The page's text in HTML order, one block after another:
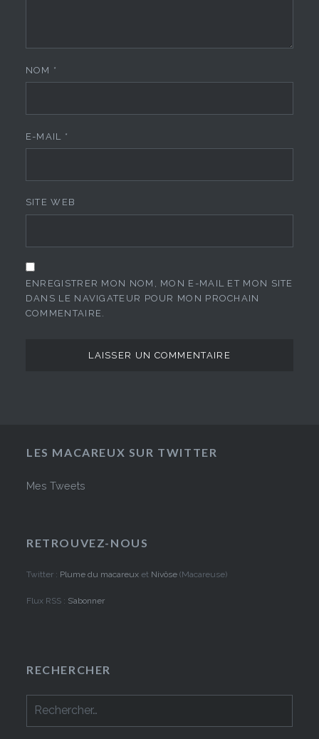
NOM *
E-MAIL *
SITE WEB
ENREGISTRER MON NOM, MON E-MAIL ET MON SITE
DANS LE NAVIGATEUR POUR MON PROCHAIN
COMMENTAIRE.
LES MACAREUX SUR TWITTER
Mes Tweets
RETROUVEZ-NOUS
Twitter : Plume du macareux et Nivôse(Macareuse)
Flux RSS : S’abonner
RECHERCHER